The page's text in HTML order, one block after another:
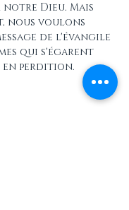
Dieu. Mais
nous voulons
de l'évangile
qui s'égarent
en perdition.